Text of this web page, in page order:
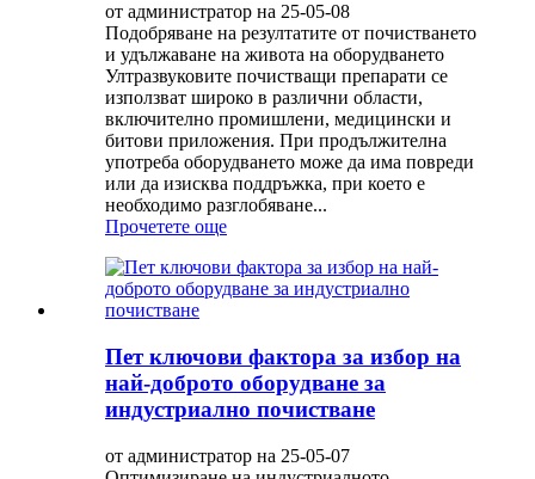
от администратор на 25-05-08
Подобряване на резултатите от почистването
и удължаване на живота на оборудването
Ултразвуковите почистващи препарати се
използват широко в различни области,
включително промишлени, медицински и
битови приложения. При продължителна
употреба оборудването може да има повреди
или да изисква поддръжка, при което е
необходимо разглобяване...
Прочетете още
Пет ключови фактора за избор на
най-доброто оборудване за
индустриално почистване
от администратор на 25-05-07